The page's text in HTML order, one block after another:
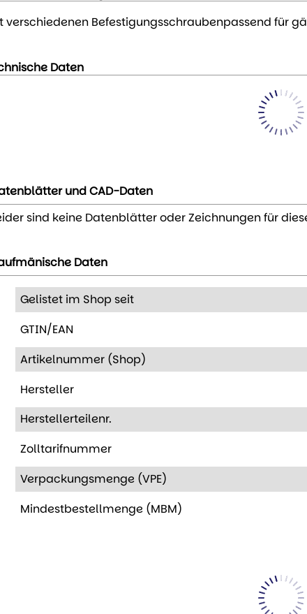
verschiedenen Befestigungsschraubenpassend für
Daten
und CAD-Daten
sind keine Datenblätter oder Zeichnungen für
Daten
Gelistet im Shop seit
GTIN/EAN
Artikelnummer (Shop)
Hersteller
Herstellerteilenr.
Zolltarifnummer
Verpackungsmenge (VPE)
Mindestbestellmenge (MBM)